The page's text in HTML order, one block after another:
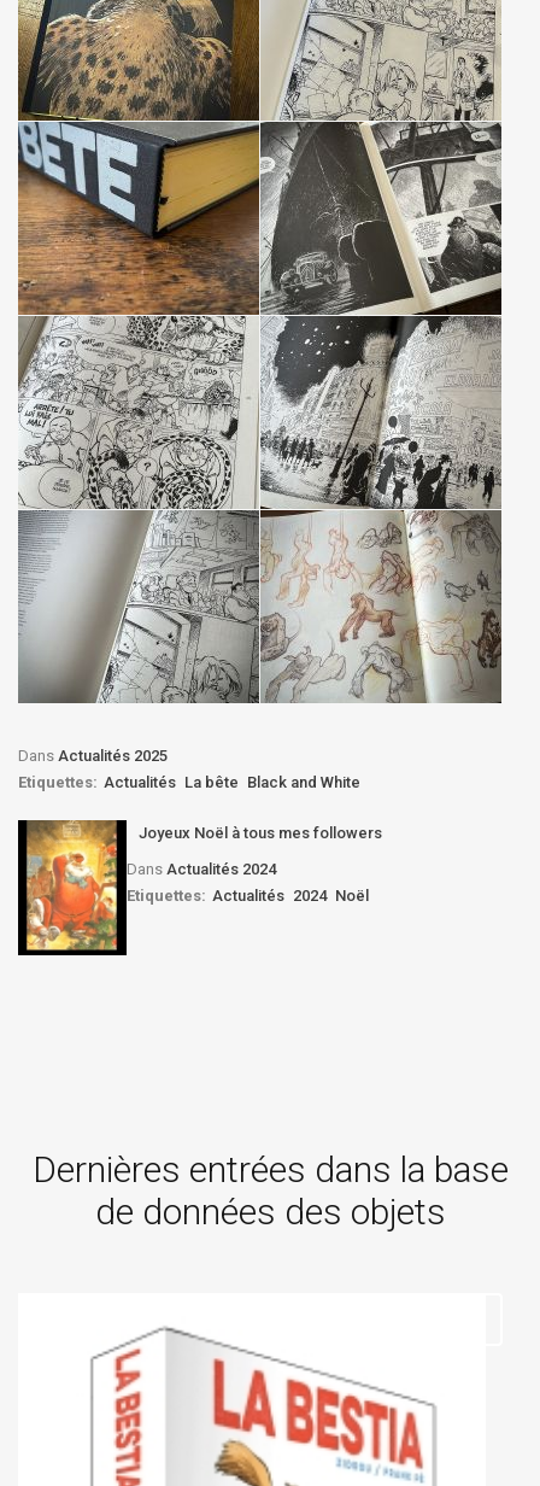
Dans Actualités 2025
Etiquettes: Actualités La bête Black and White
Joyeux Noël à tous mes followers
Dans Actualités 2024
Etiquettes: Actualités 2024 Noël
Dernières entrées dans la base
de données des objets